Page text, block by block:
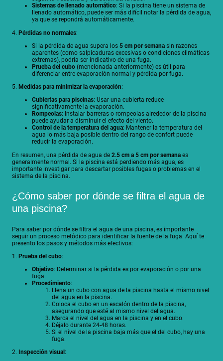
Sistemas de llenado automático: Si la piscina tiene un sistema de
llenado automático, puede ser más difícil notar la pérdida de agua,
ya que se repondrá automáticamente.
4. Pérdidas no normales:
Si la pérdida de agua supera los 5 cm por semana sin razones
aparentes (como salpicaduras excesivas o condiciones climáticas
extremas), podría ser indicativo de una fuga.
Prueba del cubo (mencionada anteriormente) es útil para
diferenciar entre evaporación normal y pérdida por fuga.
5. Medidas para minimizar la evaporación:
Cubiertas para piscinas: Usar una cubierta reduce
significativamente la evaporación.
Rompeolas: Instalar barreras o rompeolas alrededor de la piscina
puede ayudar a disminuir el efecto del viento.
Control de la temperatura del agua: Mantener la temperatura del
agua lo más baja posible dentro del rango de confort puede
reducir la evaporación.
En resumen, una pérdida de agua de 2.5 cm a 5 cm por semana es
generalmente normal. Si la piscina está perdiendo más agua, es
importante investigar para descartar posibles fugas o problemas en el
sistema de la piscina.
¿Cómo saber por dónde se filtra el agua de
una piscina?
Para saber por dónde se filtra el agua de una piscina, es importante
seguir un proceso metódico para identificar la fuente de la fuga. Aquí te
presento los pasos y métodos más efectivos:
1. Prueba del cubo:
Objetivo: Determinar si la pérdida es por evaporación o por una
fuga.
Procedimiento:
Llena un cubo con agua de la piscina hasta el mismo nivel
del agua en la piscina.
Coloca el cubo en un escalón dentro de la piscina,
asegurando que esté al mismo nivel del agua.
Marca el nivel del agua en la piscina y en el cubo.
Déjalo durante 24-48 horas.
Si el nivel de la piscina baja más que el del cubo, hay una
fuga.
2. Inspección visual :